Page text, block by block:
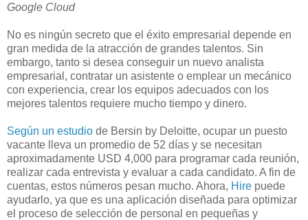
Google Cloud
No es ningún secreto que el éxito empresarial depende en
gran medida de la atracción de grandes talentos. Sin
embargo, tanto si desea conseguir un nuevo analista
empresarial, contratar un asistente o emplear un mecánico
con experiencia, crear los equipos adecuados con los
mejores talentos requiere mucho tiempo y dinero.
Según un estudio de Bersin by Deloitte, ocupar un puesto
vacante lleva un promedio de 52 días y se necesitan
aproximadamente USD 4,000 para programar cada reunión,
realizar cada entrevista y evaluar a cada candidato. A fin de
cuentas, estos números pesan mucho. Ahora, Hire puede
ayudarlo, ya que es una aplicación diseñada para optimizar
el proceso de selección de personal en pequeñas y